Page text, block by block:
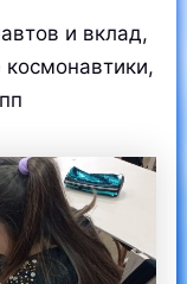
и вклад,
космонавтики,